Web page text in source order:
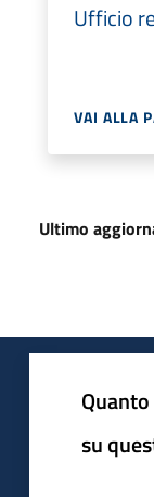
Ufficio
VAI ALLA
Ultimo
su